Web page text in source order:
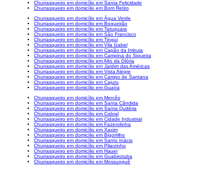
Churrasqueiro em domicílio em Santa Felicidade
Churrasqueiro em domicílio em Bom Retiro
Churrasqueiro em domicílio em Água Verde
Churrasqueiro em domicílio em Boqueirão
Churrasqueiro em domicílio em Tatuquara
Churrasqueiro em domicílio em São Francisco
Churrasqueiro em domicílio em Tingui
Churrasqueiro em domicílio em Vila Izabel
Churrasqueiro em domicílio em Capão da Imbuia
Churrasqueiro em domicílio em Campina do Siqueira
Churrasqueiro em domicílio em Alto da Glória
Churrasqueiro em domicílio em Jardim das Américas
Churrasqueiro em domicílio em Vista Alegre
Churrasqueiro em domicílio em Campo de Santana
Churrasqueiro em domicílio em Cajuru
Churrasqueiro em domicílio em Guaíra
Churrasqueiro em domicílio em Mercês
Churrasqueiro em domicílio em Santa Cândida
Churrasqueiro em domicílio em Santa Quitéria
Churrasqueiro em domicílio em Cabral
Churrasqueiro em domicílio em Cidade Industrial
Churrasqueiro em domicílio em Fazendinha
Churrasqueiro em domicílio em Xaxim
Churrasqueiro em domicílio em Bigorrilho
Churrasqueiro em domicílio em Santo Inácio
Churrasqueiro em domicílio em Pilarzinho
Churrasqueiro em domicílio em Hauer
Churrasqueiro em domicílio em Guabirotuba
Churrasqueiro em domicílio em Mossunguê